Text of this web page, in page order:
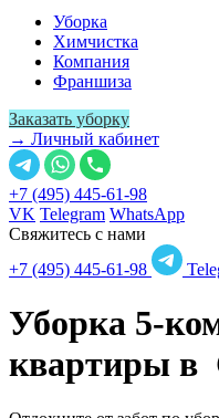
Уборка
Химчистка
Компания
Франшиза
Заказать уборку
→ Личный кабинет
+7 (495) 445-61-98
VK Telegram WhatsApp
Свяжитесь с нами
+7 (495) 445-61-98
Уборка 5-
квартиры в